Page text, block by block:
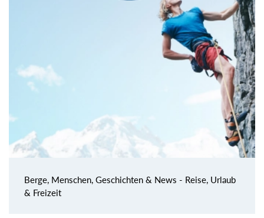
Berge, Menschen, Geschichten & News - Reise, Urlaub
& Freizeit